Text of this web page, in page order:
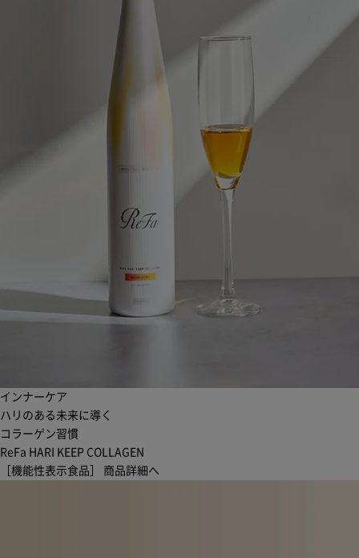
インナーケア
ハリのある未来に導く
コラーゲン習慣
ReFa HARI KEEP COLLAGEN
［機能性表示食品］
商品詳細へ